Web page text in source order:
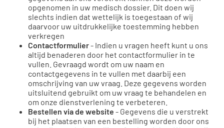
opgenomen in uw medisch dossier. Dit doen wij
slechts indien dat wettelijk is toegestaan of wij
daarvoor uw uitdrukkelijke toestemming hebben
verkregen
Contactformulier- Indien u vragen heeft kunt u ons
altijd benaderen door het contactformulier in te
vullen. Gevraagd wordt om uw naam en
contactgegevens in te vullen met daarbij een
omschrijving van uw vraag. Deze gegevens worden
uitsluitend gebruikt om uw vraag te behandelen en
om onze dienstverlening te verbeteren.
Bestellen via de website - Gegevens die u verstrekt
bij het plaatsen van een bestelling worden door ons